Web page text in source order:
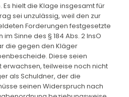
Es hielt die Klage insgesamt für
sei unzulässig, weil den zur
Forderungen festgesetzte
Sinne des § 184 Abs. 2 InsO
die gegen den Kläger
Diese seien
erwachsen, teilweise noch nicht
als Schuldner, der die
seinen Widerspruch nach